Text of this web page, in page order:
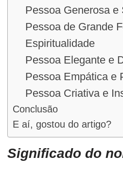
Pessoa Generosa e
Pessoa de Grande
Espiritualidade
Pessoa Elegante e
Pessoa Empática e
Pessoa Criativa e
Conclusão
E aí, gostou do artigo?
Significado do